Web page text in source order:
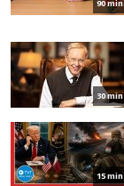
90 min
30 min
15 min